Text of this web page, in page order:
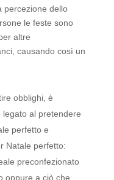
percezione dello
le feste sono
altre
causando così un
obblighi, è
al pretendere
perfetto e
Natale perfetto:
preconfezionato
oppure a ciò che